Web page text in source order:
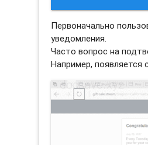
Первоначально
уведомления.
Часто вопрос на
Например,